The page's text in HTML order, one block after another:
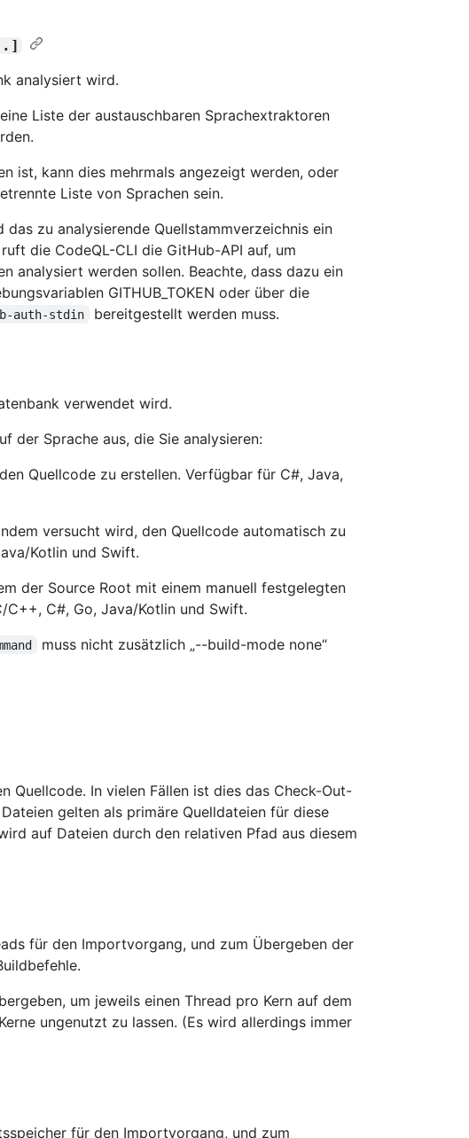
analysiert wird.
Liste der austauschbaren Sprachextraktoren
ist, kann dies mehrmals angezeigt werden, oder
Liste von Sprachen sein.
zu analysierende Quellstammverzeichnis ein
die CodeQL-CLI die GitHub-API auf, um
analysiert werden sollen. Beachte, dass dazu ein
GITHUB_TOKEN oder über die
auth-stdin bereitgestellt werden muss.
verwendet wird.
der Sprache aus, die Sie analysieren:
Quellcode zu erstellen. Verfügbar für C#, Java,
versucht wird, den Quellcode automatisch zu
Kotlin und Swift.
der Source Root mit einem manuell festgelegten
C#, Go, Java/Kotlin und Swift.
muss nicht zusätzlich „--build-mode none“
Quellcode. In vielen Fällen ist dies das Check-Out-
gelten als primäre Quelldateien für diese
auf Dateien durch den relativen Pfad aus diesem
für den Importvorgang, und zum Übergeben der
um jeweils einen Thread pro Kern auf dem
Kerne ungenutzt zu lassen. (Es wird allerdings immer
für den Importvorgang, und zum